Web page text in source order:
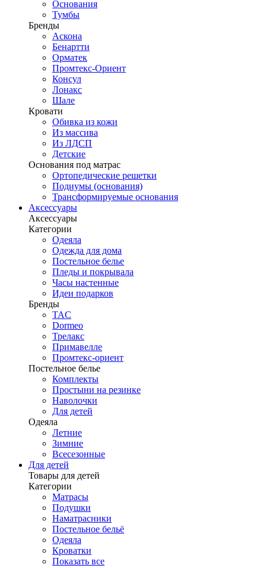
Основания
Тумбы
Бренды
Аскона
Бенартти
Орматек
Промтекс-Ориент
Консул
Лонакс
Шале
Кровати
Обивка из кожи
Из массива
Из ЛДСП
Детские
Основания под матрас
Ортопедические решетки
Подиумы (основания)
Трансформируемые основания
Аксессуары
Аксессуары
Категории
Одеяла
Одежда для дома
Постельное белье
Пледы и покрывала
Часы настенные
Идеи подарков
Бренды
TAC
Dormeo
Трелакс
Примавелле
Промтекс-ориент
Постельное белье
Комплекты
Простыни на резинке
Наволочки
Для детей
Одеяла
Летние
Зимние
Всесезонные
Для детей
Товары для детей
Категории
Матрасы
Подушки
Наматрасники
Постельное бельё
Одеяла
Кроватки
Показать все